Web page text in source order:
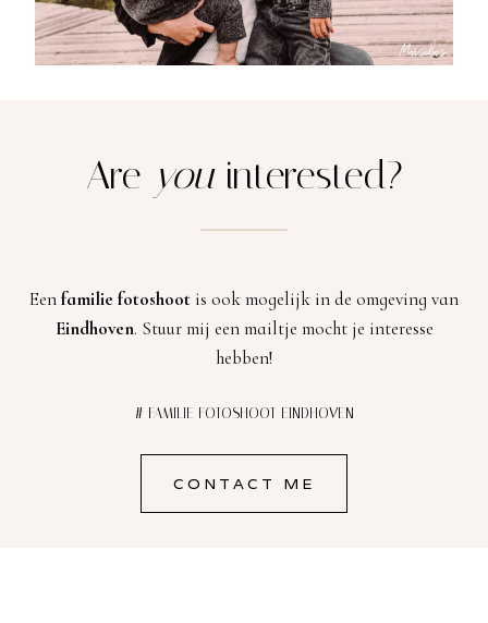
Are youinterested?
Eenfamilie fotoshoot is ook mogelijk in de omgeving van
Eindhoven. Stuur mij een mailtje mocht je interesse
hebben!
# FAMILIE FOTOSHOOT EINDHOVEN
CONTACT ME